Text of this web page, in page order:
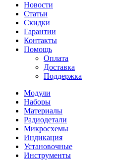
Новости
Статьи
Скидки
Гарантии
Контакты
Помощь
Оплата
Доставка
Поддержка
Модули
Наборы
Материалы
Радиодетали
Микросхемы
Индикация
Установочные
Инструменты